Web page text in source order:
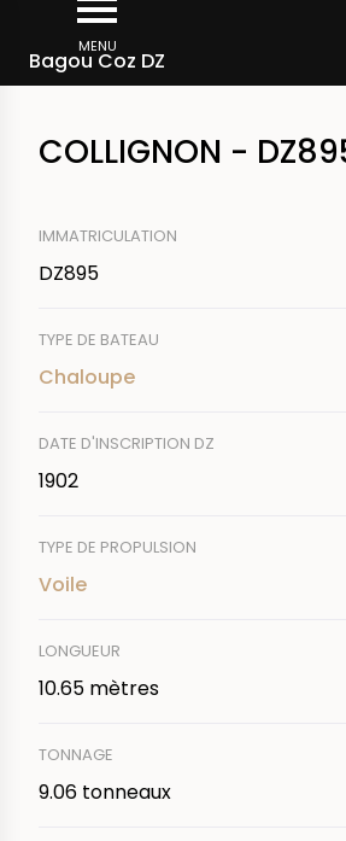
contenu
MENU
Bagou Coz DZ
d'Ariane
Rechercher un bateau
COLLIGNON -
IMMATRICULATION
DZ895
TYPE DE BATEAU
Chaloupe
DATE D'INSCRIPTION DZ
1902
TYPE DE PROPULSION
Voile
LONGUEUR
10.65 mètres
TONNAGE
9.06 tonneaux